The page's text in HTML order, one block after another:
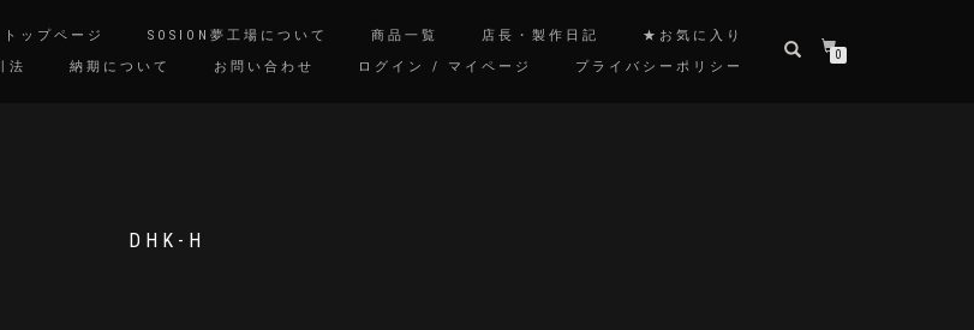
トップページ SOSION夢工場について 商品一覧 店長・製作日記
★お気に入り
法
納期について お問い合わせ ログイン / マイページ プライバシーポリシー
0
DHK-H